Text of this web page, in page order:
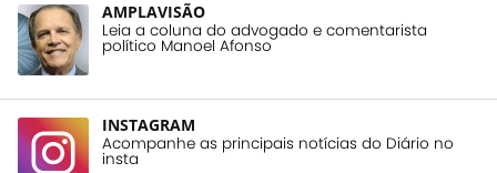
AMPLAVISÃO
Leia a coluna do advogado e comentarista
político Manoel Afonso
INSTAGRAM
Acompanhe as principais notícias do Diário no
insta